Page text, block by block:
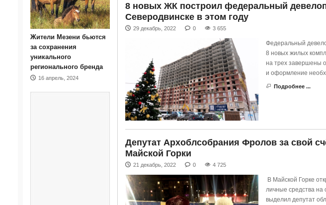
8 новых ЖК построил федеральный
Северодвинске в этом году
29 декабрь, 2022 0 3 655
Федеральный
8 новых жилых
на трех завершены
и оформление
Подробнее ...
Депутат Архоблсобрания Фролов за свой
Майской Горки
21 декабрь, 2022 0 4 725
В Майской Горке
личные средства на
выделил депутат
Жители Мезени бьются
за сохранения
уникального
регионального бренда
16 апрель, 2024